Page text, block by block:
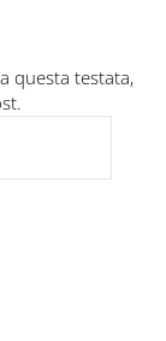
questa testata,